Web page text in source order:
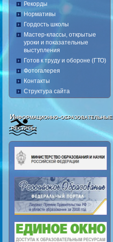
Рекорды
Нормативы
Гордость школы
Мастер-классы, открытые
уроки и показательные
выступления
Готов к труду и обороне (ГТО)
Фотогалерея
Контакты
Структура сайта
Информационно-образовательные
ресурсы